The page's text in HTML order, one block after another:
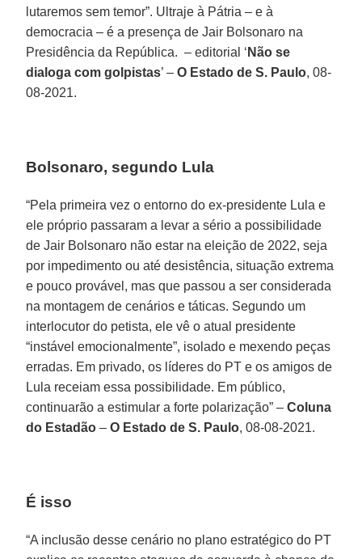
lutaremos sem temor”. Ultraje à Pátria – e à
democracia – é a presença de Jair Bolsonaro na
Presidência da República. – editorial ‘ Não se
dialoga com golpistas’ –O Estado de S. Paulo, 08-
08-2021.
Bolsonaro, segundo Lula
“Pela primeira vez o entorno do ex-presidente Lula e
ele próprio passaram a levar a sério a possibilidade
de Jair Bolsonaro não estar na eleição de 2022, seja
por impedimento ou até desistência, situação extrema
e pouco provável, mas que passou a ser considerada
na montagem de cenários e táticas. Segundo um
interlocutor do petista, ele vê o atual presidente
“instável emocionalmente”, isolado e mexendo peças
erradas. Em privado, os líderes do PT e os amigos de
Lula receiam essa possibilidade. Em público,
continuarão a estimular a forte polarização” –Coluna
do Estadão – O Estado de S. Paulo, 08-08-2021.
É isso
“A inclusão desse cenário no plano estratégico do PT